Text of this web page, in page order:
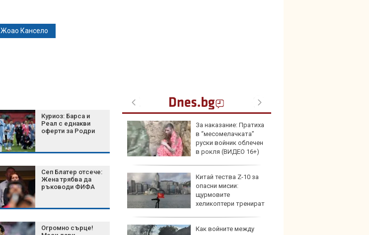
Жоао Кансело
Куриоз: Барса и
Реал с еднакви
оферти за Родри
Сеп Блатер отсече:
Жена трябва да
ръководи ФИФА
Огромно сърце!
Шум, бетон и жеги: Как
животните се
оцелеят сред хората?
Късна емисия
Късна емисия
За наказание: Пратиха
в “месомелачката”
руски войник облечен
в рокля (ВИДЕО 16+)
Китай тества Z-10 за
опасни мисии:
щурмовите
хеликоптери тренират
Как войните между